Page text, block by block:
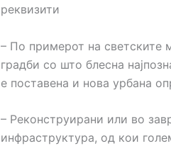
реквизити
– По примерот на светските
градби со што блесна
е поставена и нова урбана
– Реконструирани или во
инфраструктура, од кои